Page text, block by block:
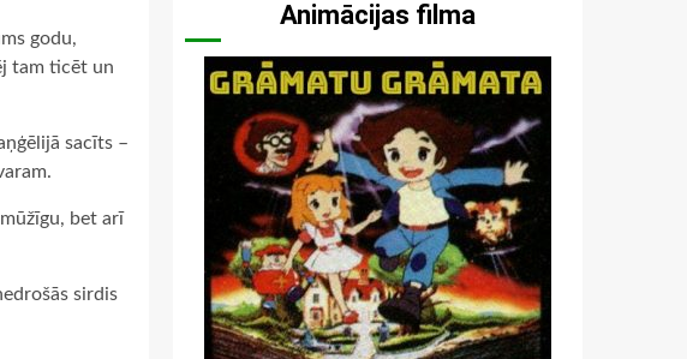
godu,
tam ticēt un
sacīts –
bet arī
sirdis
Animācijas filma